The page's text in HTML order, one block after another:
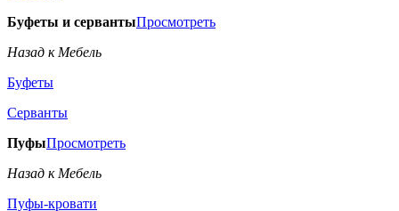
Буфеты и сервантыПросмотреть
Назад к Мебель
Буфеты
Серванты
ПуфыПросмотреть
Назад к Мебель
Пуфы-кровати